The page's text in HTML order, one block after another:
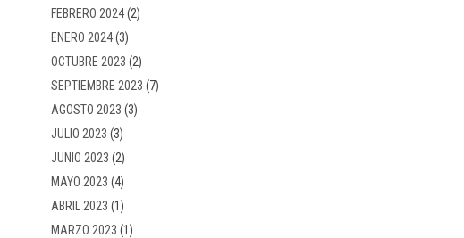
FEBRERO 2024(2)
ENERO 2024(3)
OCTUBRE 2023 (2)
SEPTIEMBRE 2023 (7)
AGOSTO 2023 (3)
JULIO 2023 (3)
JUNIO 2023 (2)
MAYO 2023 (4)
ABRIL 2023 (1)
MARZO 2023 (1)